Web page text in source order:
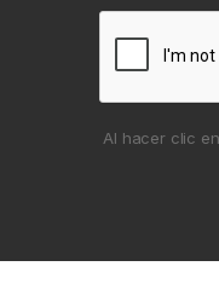
Al hacer clic